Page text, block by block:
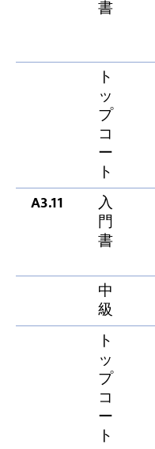
書
ト
ッ
プ
コ
ー
ト
A3.11 入
門
書
中
級
ト
ッ
プ
コ
ー
ト